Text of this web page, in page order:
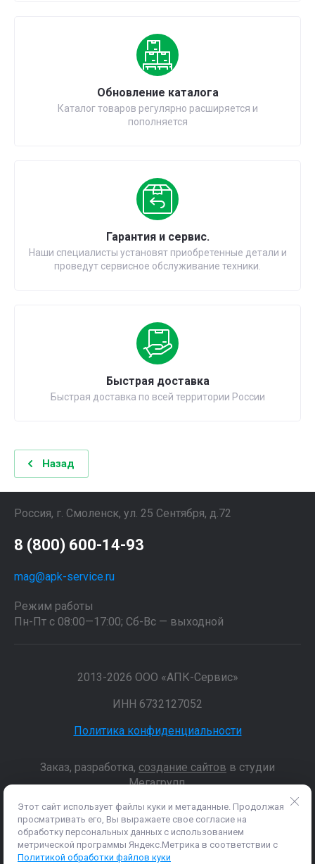
Обновление каталога
Каталог товаров регулярно расширяется и
пополняется
Гарантия и сервис.
Наши специалисты установят приобретенные детали и
проведут сервисное обслуживание техники.
Быстрая доставка
Быстрая доставка по всей территории России
Назад
Россия, г. Смоленск, ул. 25 Сентября, д.72
8 (800) 600-14-93
mag@apk-service.ru
Режим работы
Пн-Пт с 08:00—17:00; Сб-Вс — выходной
2013-2026 ООО «АПК-Сервис»
ИНН 6732127052
Политика конфиденциальности
Заказ, разработка, создание сайтов в студии
Мегагрупп.
Данные о товарах и услугах, включая цены и технические
характеристики, представленные на сайте, не являются
публичной офертой, определяемой положениями Статьи 437 (2)
Этот сайт использует файлы куки и метаданные. Продолжая
просматривать его, Вы выражаете свое согласие на
обработку персональных данных с использованием
метрической программы Яндекс.Метрика в соответствии с
Политикой обработки файлов куки